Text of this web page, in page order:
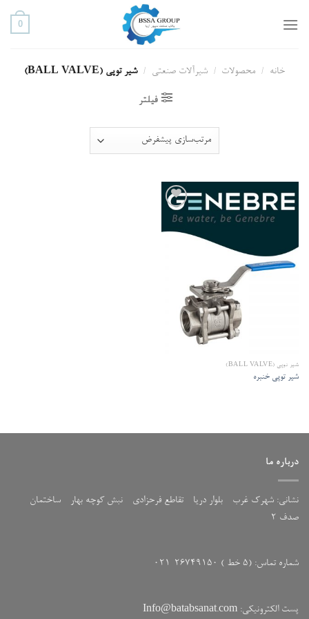
محتوا
0
خانه / محصولات / شیرآلات صنعتی / شیر توپی (BALL VALVE)
فیلتر
شیر توپی (BALL VALVE)
شیر توپی خنبره
درباره ما
نشانی: شهرک غرب - بلوار دریا - تقاطع فرحزادی - نبش کوچه بهار - ساختمان
صدف 2
شماره تماس: (5 خط ) 26749150-021
پست الکترونیکی: Info@batabsanat.com